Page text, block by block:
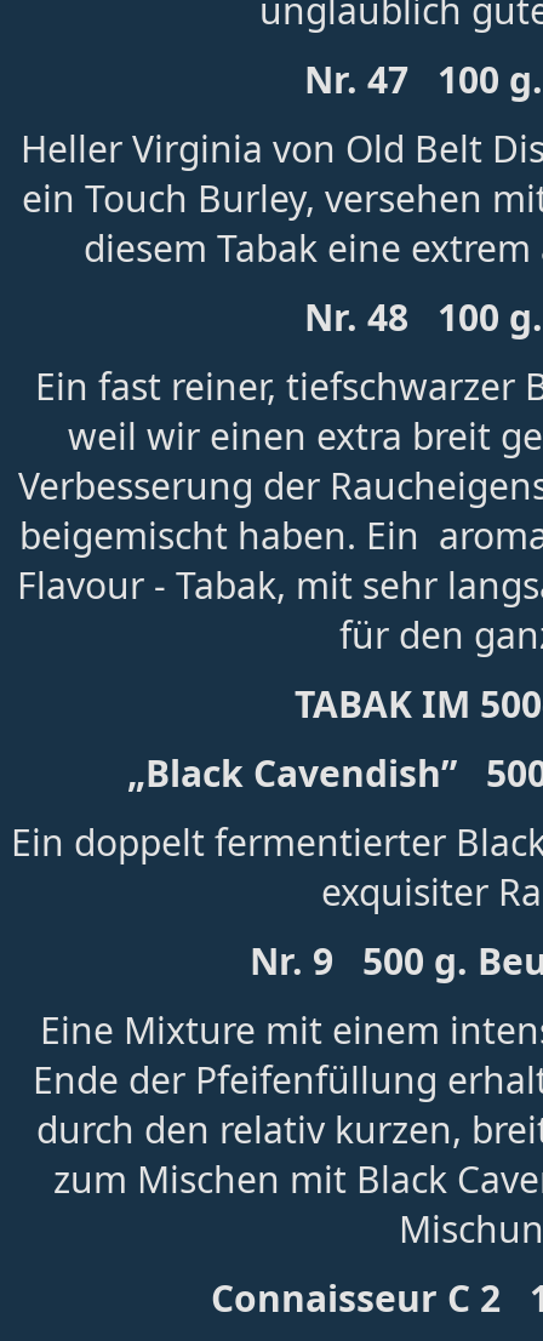
unglaublich
Nr. 47 100
Heller Virginia von Old Belt
ein Touch Burley, versehen
diesem Tabak eine
Nr. 48 100
Ein fast reiner, tiefschwarzer
weil wir einen extra breit
Verbesserung der
beigemischt haben. Ein
Flavour - Tabak, mit sehr
für den
TABAK IM
„Black Cavendish”
Ein doppelt fermentierter
exquisiter
Nr. 9 500 g.
Eine Mixture mit einem
Ende der Pfeifenfüllung
durch den relativ kurzen,
zum Mischen mit Black
Connaisseur C 2